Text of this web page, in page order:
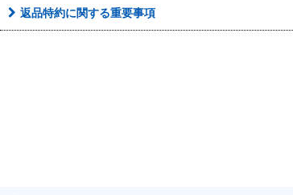
返品特約に関する重要事項